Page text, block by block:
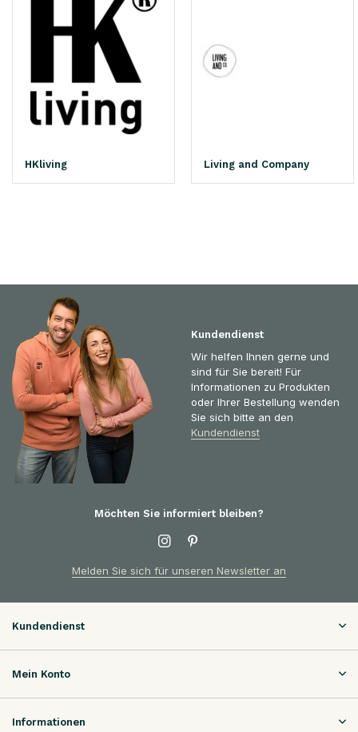
HKliving Living and Company
Kundendienst
Wir helfen Ihnen gerne und
sind für Sie bereit! Für
Informationen zu Produkten
oder Ihrer Bestellung wenden
Sie sich bitte an den
Kundendienst
Möchten Sie informiert bleiben?
Melden Sie sich für unseren Newsletter an
Kundendienst
Mein Konto
Informationen